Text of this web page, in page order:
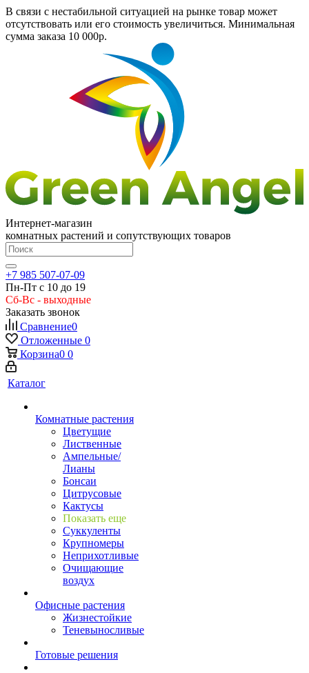
В связи с нестабильной ситуацией на рынке товар может
отсутствовать или его стоимость увеличиться. Минимальная
сумма заказа 10 000р.
Интернет-магазин
комнатных растений и сопутствующих товаров
+7 985 507-07-09
Пн-Пт с 10 до 19
Сб-Вс - выходные
Заказать звонок
Сравнение0
Отложенные 0
Корзина0 0
Каталог
Комнатные растения
Цветущие
Лиственные
Ампельные/
Лианы
Бонсаи
Цитрусовые
Кактусы
Показать еще
Суккуленты
Крупномеры
Неприхотливые
Очищающие
воздух
Офисные растения
Жизнестойкие
Теневыносливые
Готовые решения